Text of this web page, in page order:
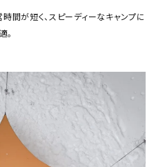
時間が短く、スピーディーなキャンプに
。